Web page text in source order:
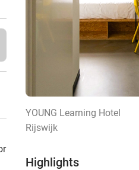
YOUNG Learning Hotel
Rijswijk
Highlights